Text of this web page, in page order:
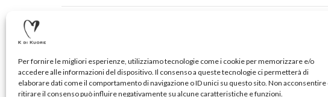
Per fornire le migliori esperienze, utilizziamo tecnologie come i cookie per memorizzare e/o
accedere alle informazioni del dispositivo. Il consenso a queste tecnologie ci permetterà di
elaborare dati come il comportamento di navigazione o ID unici su questo sito. Non acconsentire
ritirare il consenso può influire negativamente su alcune caratteristiche e funzioni.
K DI KUORE